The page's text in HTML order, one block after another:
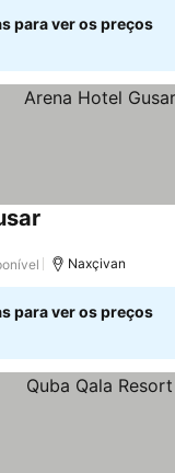
para ver os preços
Naxçivan
para ver os preços